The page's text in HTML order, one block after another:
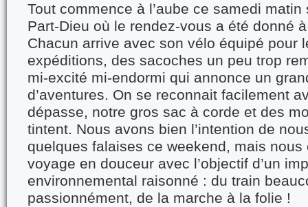
Tout commence à l’aube ce samedi
Part-Dieu où le rendez-vous a été donné
Chacun arrive avec son vélo équipé pour
expéditions, des sacoches un peu trop
mi-excité mi-endormi qui annonce un
d’aventures. On se reconnait facilement
dépasse, notre gros sac à corde et des
tintent. Nous avons bien l’intention de
quelques falaises ce weekend, mais
voyage en douceur avec l’objectif d’un
environnemental raisonné : du train
passionnément, de la marche à la folie !